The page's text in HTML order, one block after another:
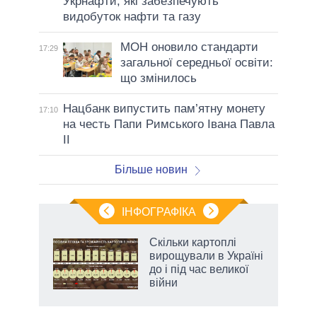
видобуток нафти та газу
17:29
МОН оновило стандарти
загальної середньої освіти:
що змінилось
17:10
Нацбанк випустить пам’ятну монету
на честь Папи Римського Івана Павла
II
Більше новин
ІНФОГРАФІКА
Скільки картоплі
вирощували в Україні
до і під час великої
війни